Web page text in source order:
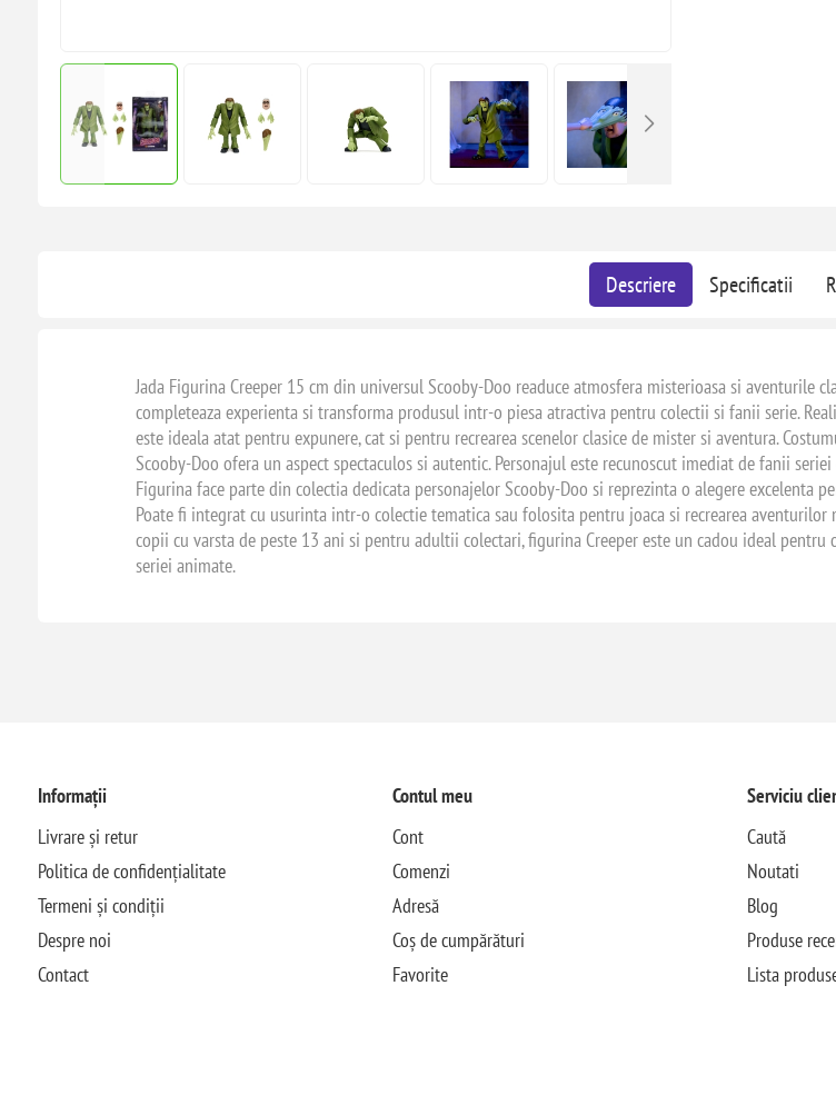
Descriere Specificatii
Jada Figurina Creeper 15 cm din universul Scooby-Doo readuce atmosfera misterioasa si aventurile
completeaza experienta si transforma produsul intr-o piesa atractiva pentru colectii si fanii serie.
este ideala atat pentru expunere, cat si pentru recrearea scenelor clasice de mister si aventura.
Scooby-Doo ofera un aspect spectaculos si autentic. Personajul este recunoscut imediat de fanii
Figurina face parte din colectia dedicata personajelor Scooby-Doo si reprezinta o alegere excelenta
Poate fi integrat cu usurinta intr-o colectie tematica sau folosita pentru joaca si recrearea aventurilor
copii cu varsta de peste 13 ani si pentru adultii colectari, figurina Creeper este un cadou ideal pentru
seriei animate.
Informații
Livrare și retur
Politica de confidențialitate
Termeni și condiții
Despre noi
Contact
Contul meu
Cont
Comenzi
Adresă
Coș de cumpărături
Favorite
Serviciu
Caută
Noutati
Blog
Produse
Lista